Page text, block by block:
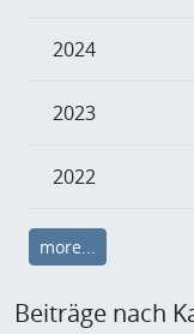
2024
2023
2022
more...
Beiträge nach